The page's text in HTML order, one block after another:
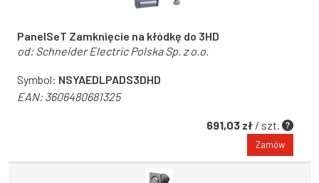
PanelSeT Zamknięcie na kłódkę do 3HD
od:Schneider Electric Polska Sp. z o.o.
Symbol: NSYAEDLPADS3DHD
EAN:3606480681325
691,03 zł / szt.
Zamów